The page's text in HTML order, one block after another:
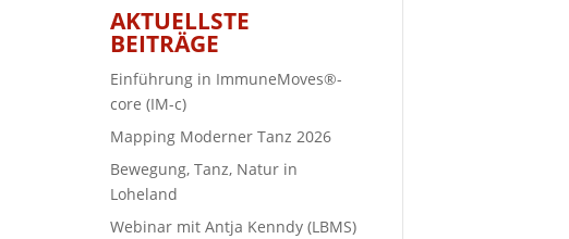
AKTUELLSTE
BEITRÄGE
Einführung in ImmuneMoves®-
core (IM-c)
Mapping Moderner Tanz 2026
Bewegung, Tanz, Natur in
Loheland
Webinar mit Antja Kenndy (LBMS)